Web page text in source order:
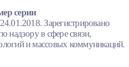
серии
Зарегистрировано
надзору в сфере связи,
и массовых коммуникаций.